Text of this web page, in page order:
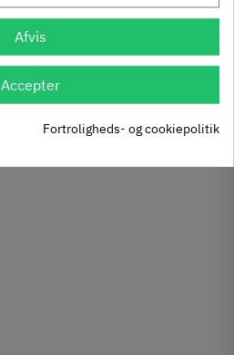
Afvis
Accepter
Fortroligheds- og cookiepolitik